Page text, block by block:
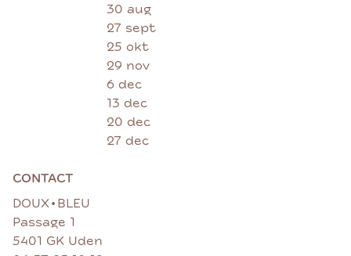
30 aug
27 sept
25 okt
29 nov
6 dec
13 dec
20 dec
27 dec
CONTACT
DOUX • BLEU
Passage 1
5401 GK Uden